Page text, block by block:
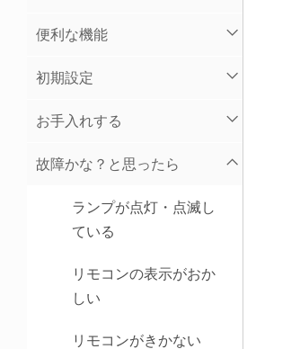
便利な機能
初期設定
お手入れする
故障かな？と思ったら
ランプが点灯・点滅し
ている
リモコンの表示がおか
しい
リモコンがきかない